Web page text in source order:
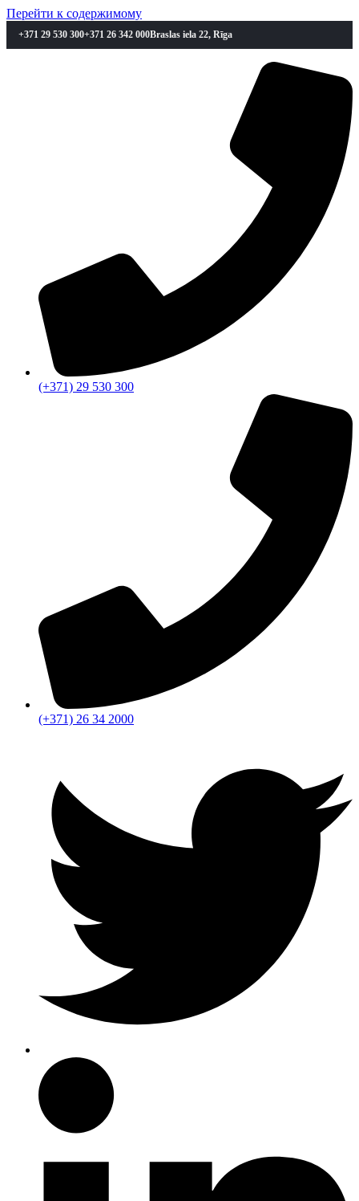
Перейти к содержимому
+371 29 530 300+371 26 342 000Braslas iela 22, Rīga
(+371) 29 530 300
(+371) 26 34 2000